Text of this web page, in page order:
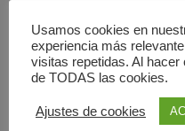
publicada. Los
marcados con*
Usamos cookies en
experiencia más
visitas repetidas. Al
de TODAS las cookies.
Ajustes de cookies